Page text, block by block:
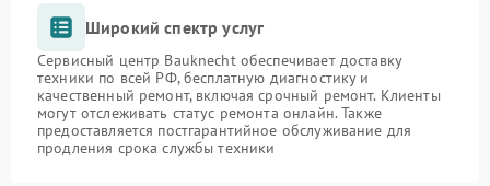
Широкий спектр услуг
Сервисный центр Bauknecht обеспечивает доставку
техники по всей РФ, бесплатную диагностику и
качественный ремонт, включая срочный ремонт. Клиенты
могут отслеживать статус ремонта онлайн. Также
предоставляется постгарантийное обслуживание для
продления срока службы техники